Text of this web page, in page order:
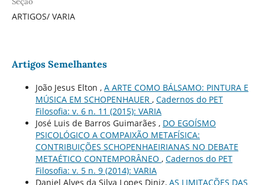
ARTIGOS/ VARIA
Artigos Semelhantes
João Jesus Elton , A ARTE COMO BÁLSAMO: PINTURA E
MÚSICA EM SCHOPENHAUER , Cadernos do PET
Filosofia: v. 6 n. 11 (2015): VARIA
José Luis de Barros Guimarães , DO EGOÍSMO
PSICOLÓGICO A COMPAIXÃO METAFÍSICA:
CONTRIBUIÇÕES SCHOPENHAEIRIANAS NO DEBATE
METAÉTICO CONTEMPORÂNEO , Cadernos do PET
Filosofia: v. 5 n. 9 (2014): VARIA
Daniel Alves da Silva Lopes Diniz, AS LIMITAÇÕES DAS